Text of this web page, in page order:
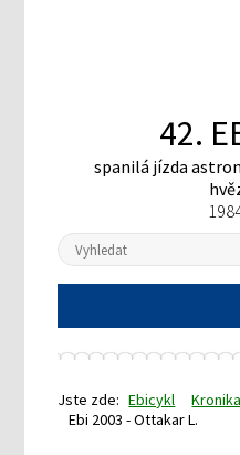
42.
spanilá jízda
Jste zde: Ebicykl Kronika
Ebi 2003 - Ottakar L.